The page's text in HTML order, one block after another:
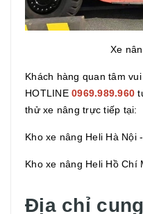
Xe
Khách hàng quan tâm
HOTLINE 0969.989.960
thử xe nâng trực tiếp tại:
Kho xe nâng Heli Hà Nội
Kho xe nâng Heli Hồ Chí
Địa chỉ